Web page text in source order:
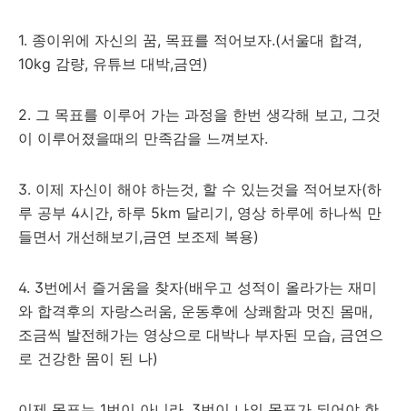
1. 종이위에 자신의 꿈, 목표를 적어보자.(서울대 합격,
10kg 감량, 유튜브 대박,금연)
2. 그 목표를 이루어 가는 과정을 한번 생각해 보고, 그것
이 이루어졌을때의 만족감을 느껴보자.
3. 이제 자신이 해야 하는것, 할 수 있는것을 적어보자(하
루 공부 4시간, 하루 5km 달리기, 영상 하루에 하나씩 만
들면서 개선해보기,금연 보조제 복용)
4. 3번에서 즐거움을 찾자(배우고 성적이 올라가는 재미
와 합격후의 자랑스러움, 운동후에 상쾌함과 멋진 몸매,
조금씩 발전해가는 영상으로 대박나 부자된 모습, 금연으
로 건강한 몸이 된 나)